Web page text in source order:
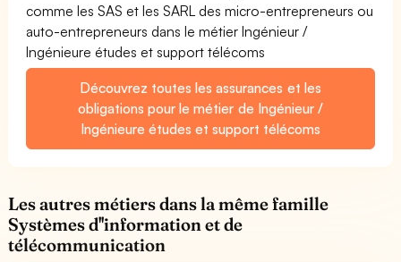
comme les SAS et les SARL des micro-entrepreneurs ou
auto-entrepreneurs dans le métier Ingénieur /
Ingénieure études et support télécoms
Découvrez toutes les assurances et les
obligations pour le métier de Ingénieur /
Ingénieure études et support télécoms
Les autres métiers dans la même famille
Systèmes d''information et de
télécommunication